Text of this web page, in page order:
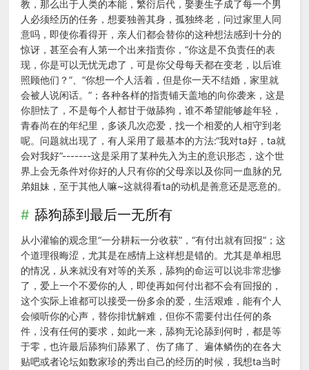
教，那么出于人类的本能，繁衍后代，娶妻生子成了每一个男
人必须经历的任务，想要独善其身，孤独终老，问过家里人同
意吗，即使你看得开，亲人们都会替你的这种想法感到十分的
惊讶，甚至会有人第一个出来指责你，“你这是不负责任的表
现，你是可以无忧无虑了，可是你父母每天都在变老，以后谁
照顾他们？”、“你想一个人活着，但是你一天不结婚，家里就
会被人说闲话。”；各种各样的指责铺天盖地的向你袭来，这是
你胆怯了，不是每个人都甘于做舔狗，谁不希望能够趁年轻，
青春尚在的年纪里，多谈几次恋爱，找一个相爱的人相守到老
呢。问题就出现了，有人采用了最基本的方法:“我对ta好，ta就
会对我好”-------这是采用了某种先入为主的意识形态，这个世
界上会无条件对你好的人只有你的父母亲以及你同一血脉的兄
弟姐妹，至于其他人嘛~这就得看ta的动机是善意还是恶意的。
舔狗舔到最后一无所有
从小灌输的观念里“一分耕耘一分收获”，“有付出就有回报”；这
个道理很晦涩，尤其是在感情上这样想是错的。尤其是单相思
的情况，从来就没有对等的关系，舔狗的命运可以说非常悲惨
了，爱上一个不爱你的人，即使再如何付出都不会有回报的，
这个实际上谁都可以接受一份多余的爱，生活艰难，能有个人
会倾听你的心声，替你排忧解难，但你不需要付出任何的条
件，没有任何的要求，如此一来，舔狗无论舔到何时，都是等
于零，也许最后舔狗们舔累了、伤了痛了、遍体鳞伤的在各大
贴吧或者论坛如数家珍的秀出自己的经历的时候，我想ta当时